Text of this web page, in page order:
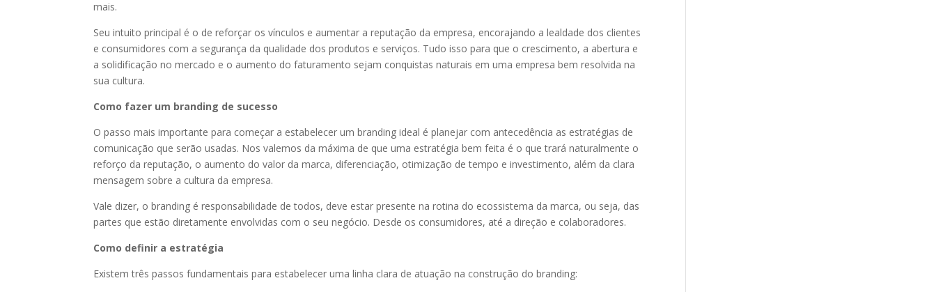
mais.
Seu intuito principal é o de reforçar os vínculos e aumentar a reputação da empresa, encorajando a lealdade dos clientes
e consumidores com a segurança da qualidade dos produtos e serviços. Tudo isso para que o crescimento, a abertura e
a solidificação no mercado e o aumento do faturamento sejam conquistas naturais em uma empresa bem resolvida na
sua cultura.
Como fazer um branding de sucesso
O passo mais importante para começar a estabelecer um branding ideal é planejar com antecedência as estratégias de
comunicação que serão usadas. Nos valemos da máxima de que uma estratégia bem feita é o que trará naturalmente o
reforço da reputação, o aumento do valor da marca, diferenciação, otimização de tempo e investimento, além da clara
mensagem sobre a cultura da empresa.
Vale dizer, o branding é responsabilidade de todos, deve estar presente na rotina do ecossistema da marca, ou seja, das
partes que estão diretamente envolvidas com o seu negócio. Desde os consumidores, até a direção e colaboradores.
Como definir a estratégia
Existem três passos fundamentais para estabelecer uma linha clara de atuação na construção do branding: